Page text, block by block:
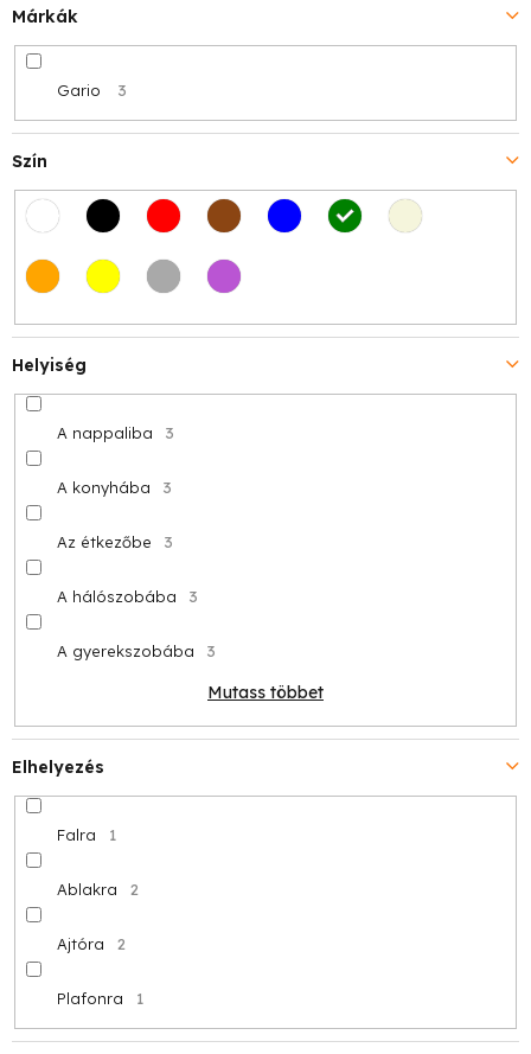
Márkák
Gario 3
Szín
Helyiség
A nappaliba 3
A konyhába 3
Az étkezőbe 3
A hálószobába 3
A gyerekszobába 3
Mutass többet
Elhelyezés
Falra 1
Ablakra 2
Ajtóra 2
Plafonra 1